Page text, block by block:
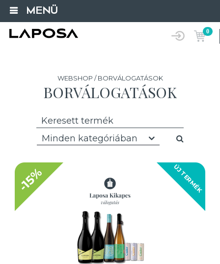
MENÜ
0
WEBSHOP / BORVÁLOGATÁSOK
BORVÁLOGATÁSOK
Minden kategóriában
ÚJ TERMÉK
-15%